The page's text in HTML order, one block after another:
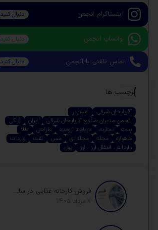
اینستاگرام انجمن دنبال کنید
واتساپ انجمن دنبال کنید
تماس تلفنی با انجمن دنبال کنید
برچسب ها
آذربایجان شرقی
اسلایدر
انجمن مدیران صنایع آذربایجان شرقی
ایران
بانکی
بیمه
تجارت دریاچه ارومیه طراحی
طلا
ماهواره
مجله مجله ای مس نفت
واردات
واردات ، انتقال ارز ، ارز
پول
فروش کارخانه غذایی در سلیمانی